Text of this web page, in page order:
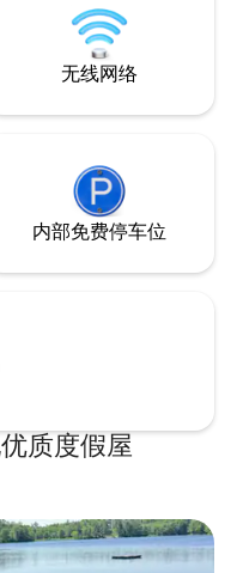
to
无线网络
内部免费停车位
质度假屋